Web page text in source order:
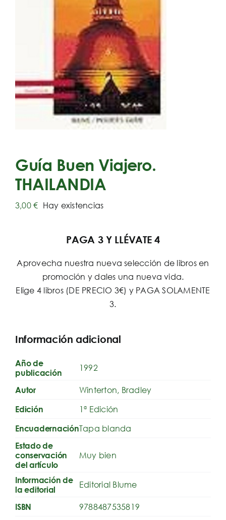
Guía Buen Viajero.
THAILANDIA
3,00€ Hay existencias
PAGA 3 Y LLÉVATE 4
Aprovecha nuestra nueva selección de libros en
promoción y dales una nueva vida.
Elige 4 libros (DE PRECIO 3€) y PAGA SOLAMENTE
3.
Información adicional
Año de
publicación
1992
Autor Winterton, Bradley
Edición 1ª Edición
EncuadernaciónTapa blanda
Estado de
conservación
del artículo
Muy bien
Información de
la editorial
Editorial Blume
ISBN 9788487535819